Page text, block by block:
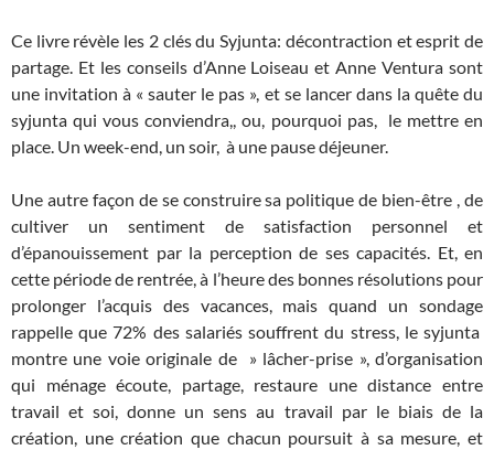
Ce livre révèle les 2 clés du Syjunta: décontraction et esprit de
partage. Et les conseils d’Anne Loiseau et Anne Ventura sont
une invitation à « sauter le pas », et se lancer dans la quête du
syjunta qui vous conviendra,, ou, pourquoi pas, le mettre en
place. Un week-end, un soir, à une pause déjeuner.
Une autre façon de se construire sa politique de bien-être , de
cultiver un sentiment de satisfaction personnel et
d’épanouissement par la perception de ses capacités. Et, en
cette période de rentrée, à l’heure des bonnes résolutions pour
prolonger l’acquis des vacances, mais quand un sondage
rappelle que 72% des salariés souffrent du stress, le syjunta
montre une voie originale de » lâcher-prise », d’organisation
qui ménage écoute, partage, restaure une distance entre
travail et soi, donne un sens au travail par le biais de la
création, une création que chacun poursuit à sa mesure, et